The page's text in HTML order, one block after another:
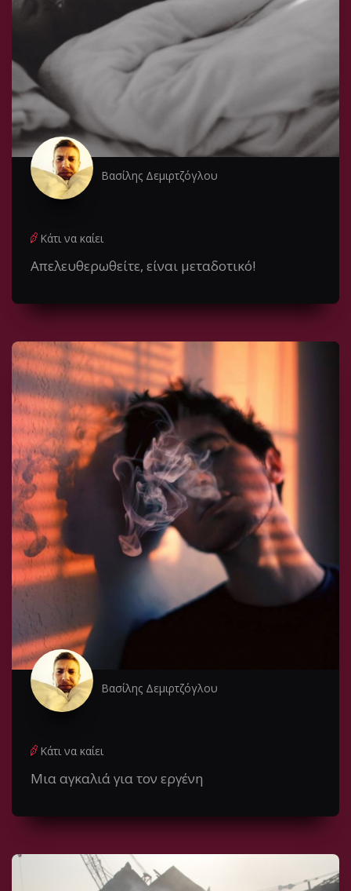
Βασίλης Δεμιρτζόγλου
Κάτι να καίει
Απελευθερωθείτε, είναι μεταδοτικό!
Βασίλης Δεμιρτζόγλου
Κάτι να καίει
Μια αγκαλιά για τον εργένη